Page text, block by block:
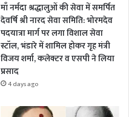
माँ नर्मदा श्रद्धालुओं की सेवा में समर्पित
देवर्षि श्री नारद सेवा समिति: भोरमदेव
पदयात्रा मार्ग पर लगा विशाल सेवा
स्टॉल, भंडारे में शामिल होकर गृह मंत्री
विजय शर्मा, कलेक्टर व एसपी ने लिया
प्रसाद
4 days ago